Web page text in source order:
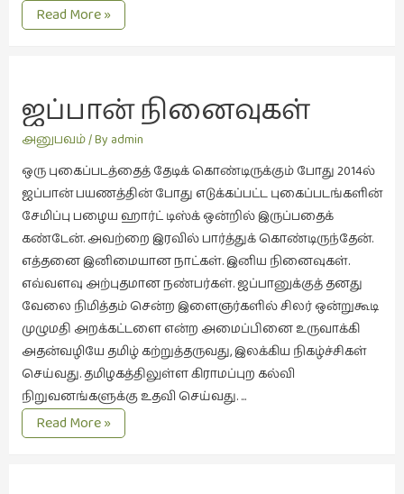
புத்தக
புத்தக
விமர்சனம்
புத்தகக்
காட்சி
தினங்கள்
புனைவுக்குறிப்புகள்
பெயரற்ற
மேகம்
மூத்தோர்
பாடல்
கதையும்
திரையும்
Read More »
ஜப்பான் நினைவுகள்
அனுபவம்/ By admin
ஒரு புகைப்படத்தைத் தேடிக் கொண்டிருக்கும் போது 2014ல்
ஜப்பான் பயணத்தின் போது எடுக்கப்பட்ட புகைப்படங்களின்
சேமிப்பு பழைய ஹார்ட் டிஸ்க் ஒன்றில் இருப்பதைக்
கண்டேன். அவற்றை இரவில் பார்த்துக் கொண்டிருந்தேன்.
எத்தனை இனிமையான நாட்கள். இனிய நினைவுகள்.
எவ்வளவு அற்புதமான நண்பர்கள். ஜப்பானுக்குத் தனது
வேலை நிமித்தம் சென்ற இளைஞர்களில் சிலர் ஒன்றுகூடி
முழுமதி அறக்கட்டளை என்ற அமைப்பினை உருவாக்கி
அதன்வழியே தமிழ் கற்றுத்தருவது, இலக்கிய நிகழ்ச்சிகள்
செய்வது. தமிழகத்திலுள்ள கிராமப்புற கல்வி
நிறுவனங்களுக்கு உதவி செய்வது. …
ஜப்பான்
நினைவுகள்
Read More »